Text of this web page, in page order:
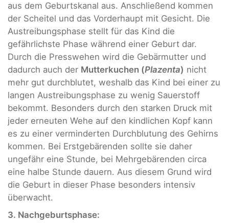
aus dem Geburtskanal aus. Anschließend kommen
der Scheitel und das Vorderhaupt mit Gesicht. Die
Austreibungsphase stellt für das Kind die
gefährlichste Phase während einer Geburt dar.
Durch die Presswehen wird die Gebärmutter und
dadurch auch der Mutterkuchen (Plazenta) nicht
mehr gut durchblutet, weshalb das Kind bei einer zu
langen Austreibungsphase zu wenig Sauerstoff
bekommt. Besonders durch den starken Druck mit
jeder erneuten Wehe auf den kindlichen Kopf kann
es zu einer verminderten Durchblutung des Gehirns
kommen. Bei Erstgebärenden sollte sie daher
ungefähr eine Stunde, bei Mehrgebärenden circa
eine halbe Stunde dauern. Aus diesem Grund wird
die Geburt in dieser Phase besonders intensiv
überwacht.
3. Nachgeburtsphase: